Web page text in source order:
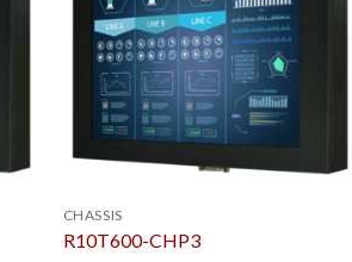
CHASSIS
R10T600-CHP3